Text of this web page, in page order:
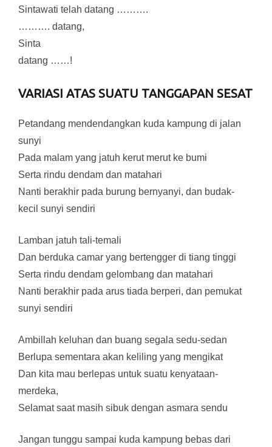
Sintawati telah datang ……….
………. datang,
Sinta
datang ……!
VARIASI ATAS SUATU TANGGAPAN SESAT
Petandang mendendangkan kuda kampung di jalan
sunyi
Pada malam yang jatuh kerut merut ke bumi
Serta rindu dendam dan matahari
Nanti berakhir pada burung bernyanyi, dan budak-
kecil sunyi sendiri
Lamban jatuh tali-temali
Dan berduka camar yang bertengger di tiang tinggi
Serta rindu dendam gelombang dan matahari
Nanti berakhir pada arus tiada berperi, dan pemukat
sunyi sendiri
Ambillah keluhan dan buang segala sedu-sedan
Berlupa sementara akan keliling yang mengikat
Dan kita mau berlepas untuk suatu kenyataan-
merdeka,
Selamat saat masih sibuk dengan asmara sendu
Jangan tunggu sampai kuda kampung bebas dari